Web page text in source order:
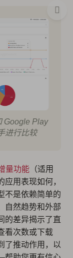
Google Play
进行比较
量功能 （适用
用表现如何，
不是依赖简单的
自然趋势和外部
的差异揭示了直
看次数或下载
了推动作用，以